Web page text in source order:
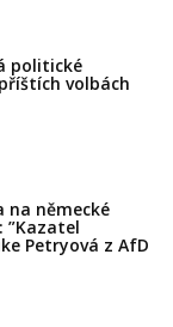
politické
volbách
na německé
”Kazatel
Petryová z AfD